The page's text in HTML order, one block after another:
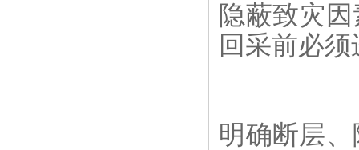
隐蔽致灾
回采前必
明确断层